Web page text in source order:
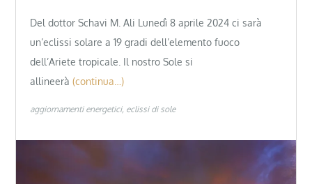
Del dottor Schavi M. Ali Lunedì 8 aprile 2024 ci sarà
un’eclissi solare a 19 gradi dell’elemento fuoco
dell’Ariete tropicale. Il nostro Sole si
allineerà (continua…)
aggiornamenti energetici eclissi di sole